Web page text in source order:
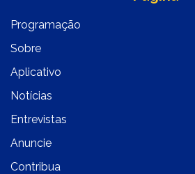
Programação
Sobre
Aplicativo
Notícias
Entrevistas
Anuncie
Contribua